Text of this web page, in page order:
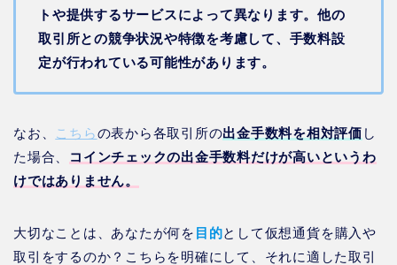
トや提供するサービスによって異なります。他の
取引所との競争状況や特徴を考慮して、手数料設
定が行われている可能性があります。
なお、 こちらの表から各取引所の出金手数料を相対評価 し
た場合、
コインチェックの出金手数料だけが高いというわ
けではありません。
大切なことは、あなたが何を 目的として仮想通貨を購入や
取引をするのか？こちらを明確にして、それに適した取引
コインチェック